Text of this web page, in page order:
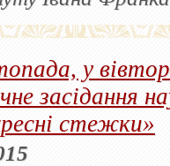
у
засідання
стежки»